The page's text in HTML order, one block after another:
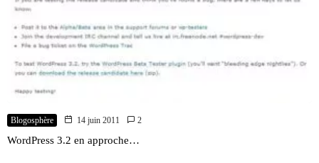
Blogosphère 14 juin 2011 2
WordPress 3.2 en approche…